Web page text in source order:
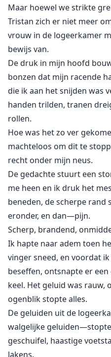
Maar hoewel we strikte
Tristan zich er niet meer
vrouw in de logeerkamer
bewijs van.
De druk in mijn hoofd
bonzen dat mijn racende
die ik aan het snijden was
handen trilden, tranen
rollen.
Hoe was het zo ver
machteloos om dit te
recht onder mijn neus.
De gedachte stuurt een
me heen en ik druk het
beneden, de scherpe rand
eronder, en dan—pijn.
Scherp, brandend,
Ik hapte naar adem toen
vinger sneed, en voordat
beseffen, ontsnapte er
keel. Het geluid was rauw,
ogenblik stopte alles.
De geluiden uit de
walgelijke
geschuifel, haastige
lakens.